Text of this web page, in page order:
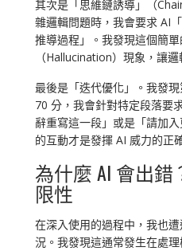
其次是「思維鏈誘導」（
雜邏輯問題時，我會要求 AI
推導過程」。我發現這個簡
（Hallucination）現象，讓
最後是「迭代優化」。我發
70 分，我會針對特定段落要
辭重寫這一段」或是「請加
的互動才是發揮 AI 威力的正
為什麼 AI 會出
限性
在深入使用的過程中，我也
況。我發現這通常發生在處